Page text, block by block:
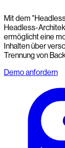
Mit dem
Headless-
ermöglicht eine
Inhalten über
Trennung von
Demo anfordern